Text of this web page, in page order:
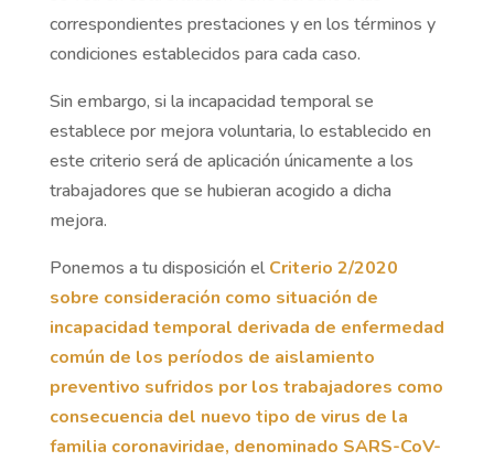
correspondientes prestaciones y en los términos y
condiciones establecidos para cada caso.
Sin embargo, si la incapacidad temporal se
establece por mejora voluntaria, lo establecido en
este criterio será de aplicación únicamente a los
trabajadores que se hubieran acogido a dicha
mejora.
Ponemos a tu disposición elCriterio 2/2020
sobre consideración como situación de
incapacidad temporal derivada de enfermedad
común de los períodos de aislamiento
preventivo sufridos por los trabajadores como
consecuencia del nuevo tipo de virus de la
familia coronaviridae, denominado SARS-CoV-